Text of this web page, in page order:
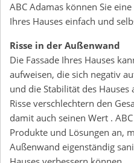
ABC Adamas können Sie eine
Ihres Hauses einfach und
Risse in der Außenwand
Die Fassade Ihres Hauses
aufweisen, die sich negativ
und die Stabilität des
Risse verschlechtern den
damit auch seinen Wert .
Produkte und Lösungen an,
Außenwand eigenständig